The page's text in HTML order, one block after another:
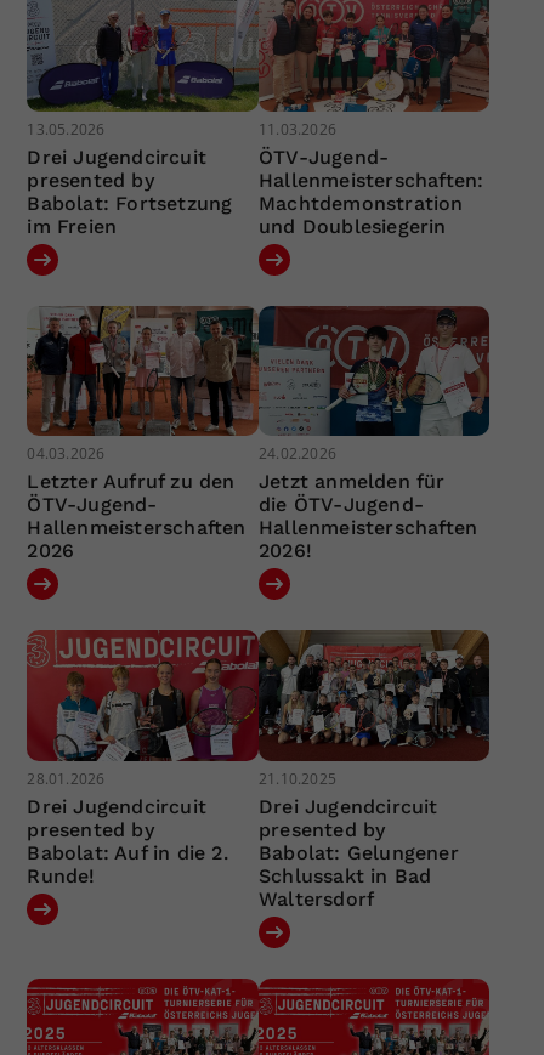
13.05.2026
Drei Jugendcircuit
presented by
Babolat: Fortsetzung
im Freien
11.03.2026
ÖTV-Jugend-
Hallenmeisterschaften:
Machtdemonstration
und Doublesiegerin
04.03.2026
Letzter Aufruf zu den
ÖTV-Jugend-
Hallenmeisterschaften
2026
24.02.2026
Jetzt anmelden für
die ÖTV-Jugend-
Hallenmeisterschaften
2026!
28.01.2026
Drei Jugendcircuit
presented by
Babolat: Auf in die 2.
Runde!
21.10.2025
Drei Jugendcircuit
presented by
Babolat: Gelungener
Schlussakt in Bad
Waltersdorf